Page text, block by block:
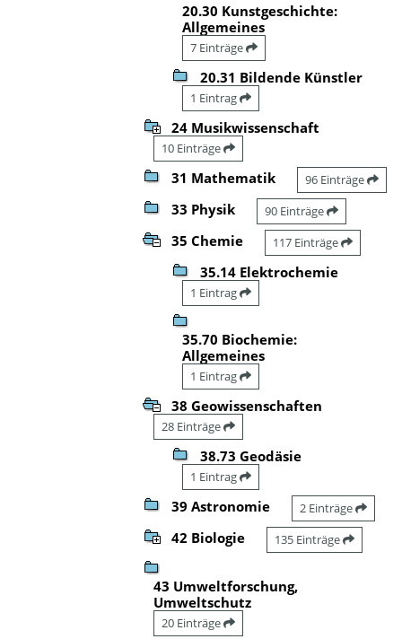
20.30 Kunstgeschichte:
Allgemeines
7 Einträge
20.31 Bildende Künstler
1 Eintrag
24 Musikwissenschaft
10 Einträge
31 Mathematik 96 Einträge
33 Physik 90 Einträge
35 Chemie 117 Einträge
35.14 Elektrochemie
1 Eintrag
35.70 Biochemie:
Allgemeines
1 Eintrag
38 Geowissenschaften
28 Einträge
38.73 Geodäsie
1 Eintrag
39 Astronomie 2 Einträge
42 Biologie 135 Einträge
43 Umweltforschung,
Umweltschutz
20 Einträge